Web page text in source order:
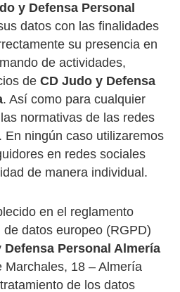
y Defensa Personal
datos con las finalidades
su presencia en
de actividades,
de CD Judo y Defensa
. Así como para cualquier
normativas de las redes
En ningún caso utilizaremos
en redes sociales
de manera individual.
en el reglamento
datos europeo (RGPD)
Defensa Personal Almería
Marchales, 18 – Almería
de los datos